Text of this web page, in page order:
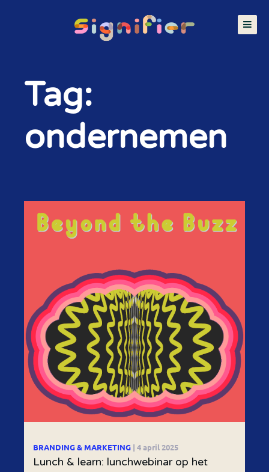
Tag:
ondernemen
BRANDING & MARKETING | 4 april 2025
Lunch & learn: lunchwebinar op het